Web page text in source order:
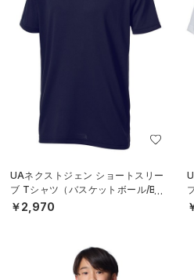
UAネクストジェン ショートスリー
ブ Tシャツ（バスケットボール/BO
YS）
￥2,970